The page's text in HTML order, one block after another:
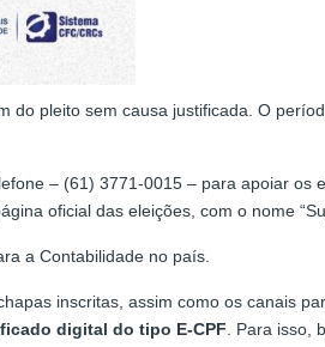
pleito sem causa justificada. O
– (61) 3771-0015 – para apoiar os
oficial das eleições, com o nome
a Contabilidade no país.
inscritas, assim como os canais
digital do tipo E-CPF . Para isso,